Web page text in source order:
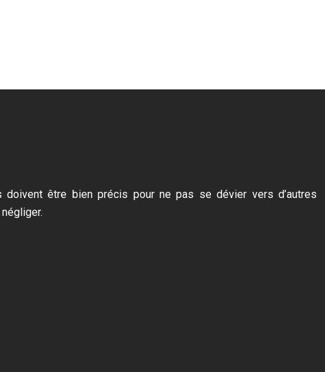
être bien précis pour ne pas se dévier vers d’autres